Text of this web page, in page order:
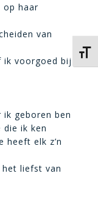
op haar
van
ik voorgoed bij
ik geboren ben
ik ken
heeft elk z’n
liefst van